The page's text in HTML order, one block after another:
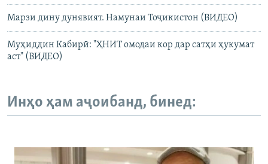
Марзи дину дунявият. Намунаи Тоҷикистон (ВИДЕО)
Муҳиддин Кабирӣ: "ҲНИТ омодаи кор дар сатҳи ҳукумат
аст" (ВИДЕО)
Инҳо ҳам аҷоибанд, бинед: